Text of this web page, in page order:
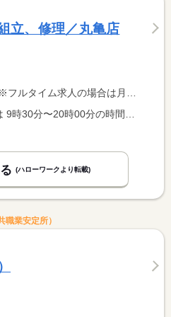
立、修理／丸亀店
換算額）、パート求人の場合は時間額を表示しています。
(ハローワークより転載)
業安定所）